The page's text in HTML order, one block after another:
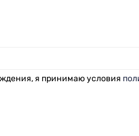
я принимаю условия